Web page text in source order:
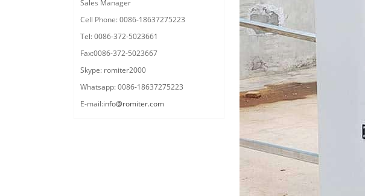
Sales Manager
Cell Phone: 0086-18637275223
Tel: 0086-372-5023661
Fax:0086-372-5023667
Skype: romiter2000
Whatsapp: 0086-18637275223
E-mail:info@romiter.com